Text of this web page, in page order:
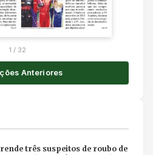
1 / 32
Anteriores
três suspeitos de roubo de